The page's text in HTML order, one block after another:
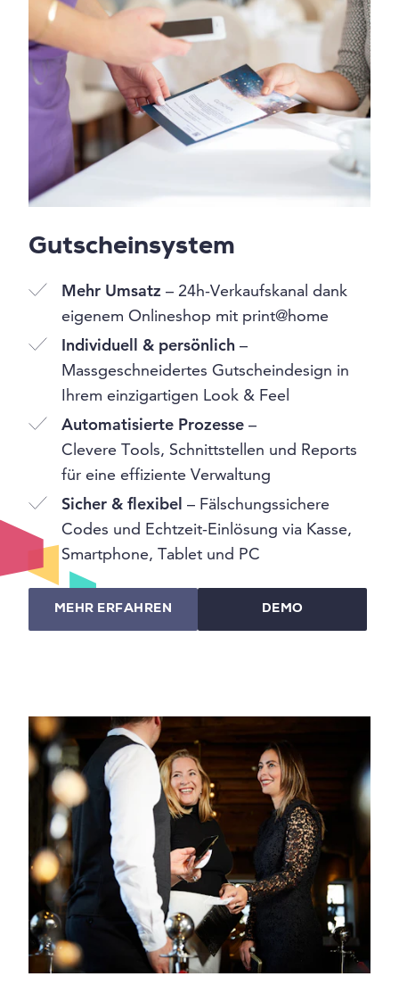
Gutscheinsystem
Mehr Umsatz – 24h-Verkaufskanal dank
eigenem Onlineshop mit print@home
Individuell & persönlich –
Massgeschneidertes Gutscheindesign in
Ihrem einzigartigen Look & Feel
Automatisierte Prozesse –
Clevere Tools, Schnittstellen und Reports
für eine effiziente Verwaltung
Sicher & flexibel – Fälschungssichere
Codes und Echtzeit-Einlösung via Kasse,
Smartphone, Tablet und PC
MEHR ERFAHREN DEMO